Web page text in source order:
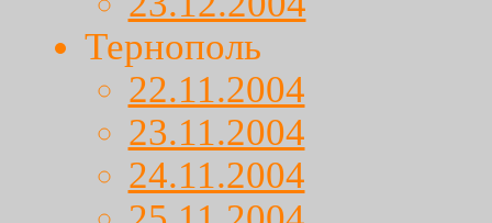
Тернополь
22.11.2004
23.11.2004
24.11.2004